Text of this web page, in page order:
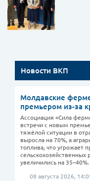
Новости ВКП
Молдавские
премьером из-за
Ассоциация «Сила
встречи с новым
тяжёлой ситуации в
выросла на 70%, а
топлива, что угрожает
сельскохозяйственных
увеличились на 35–40%.
08 августа 2026,